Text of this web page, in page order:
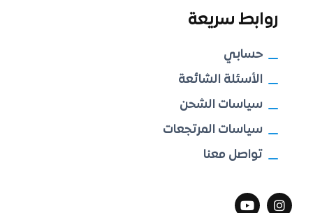
روابط سريعة
حسابي
الأسئلة الشائعة
سياسات الشحن
سياسات المرتجعات
تواصل معنا